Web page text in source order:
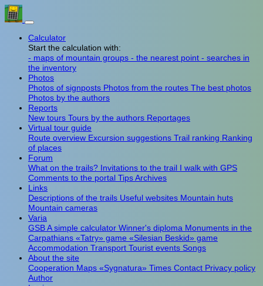
Calculator
Start the calculation with:
- maps of mountain groups - the nearest point - searches in
the inventory
Photos
Photos of signposts Photos from the routes The best photos
Photos by the authors
Reports
New tours Tours by the authors Reportages
Virtual tour guide
Route overview Excursion suggestions Trail ranking Ranking
of places
Forum
What on the trails? Invitations to the trail I walk with GPS
Comments to the portal TipsArchives
Links
Descriptions of the trails Useful websites Mountain huts
Mountain cameras
Varia
GSBA simple calculator Winner's diploma Monuments in the
Carpathians «Tatry» game «Silesian Beskid» game
Accommodation Transport Tourist events Songs
About the site
Cooperation Maps «Sygnatura» Times Contact Privacy policy
Author